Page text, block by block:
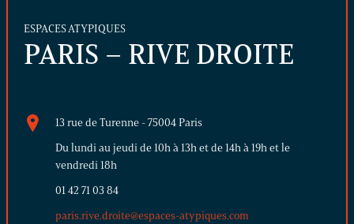
ESPACES ATYPIQUES
PARIS – RIVE DROITE
13 rue de Turenne - 75004 Paris
Du lundi au jeudi de 10h à 13h et de 14h à 19h et le
vendredi 18h
01 42 71 03 84
paris.rive.droite@espaces-atypiques.com